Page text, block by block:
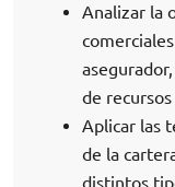
Analizar la
de
Aplicar las
de la
distintos